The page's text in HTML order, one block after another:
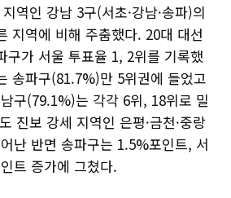
역인 강남 3구(서초·강남·송파)의
지역에 비해 주춤했다. 20대 대선
구가 서울 투표율 1, 2위를 기록했
송파구(81.7%)만 5위권에 들었고
구(79.1%)는 각각 6위, 18위로 밀
진보 강세 지역인 은평·금천·중랑
난 반면 송파구는 1.5%포인트, 서
트 증가에 그쳤다.